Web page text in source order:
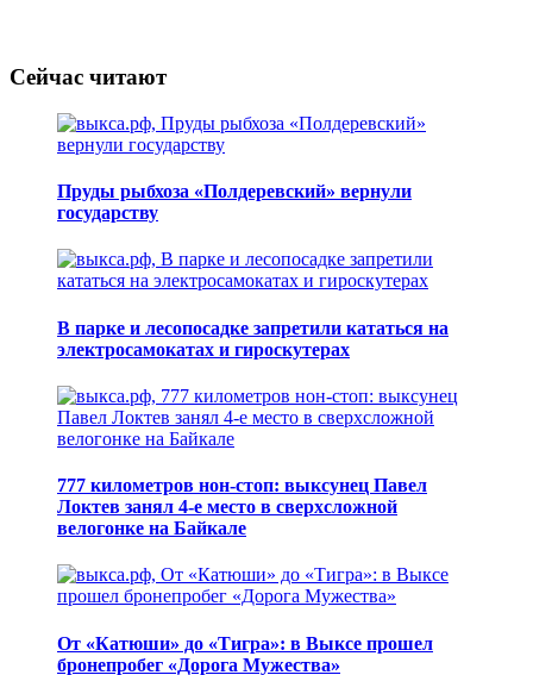
Сейчас читают
Пруды рыбхоза «Полдеревский» вернули
государству
В парке и лесопосадке запретили кататься на
электросамокатах и гироскутерах
777 километров нон-стоп: выксунец Павел
Локтев занял 4-е место в сверхсложной
велогонке на Байкале
От «Катюши» до «Тигра»: в Выксе прошел
бронепробег «Дорога Мужества»